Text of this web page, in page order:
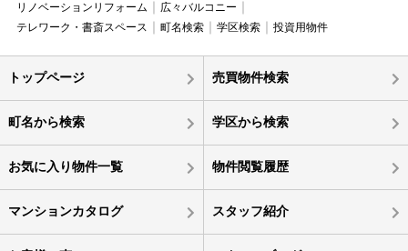
リノベーションリフォーム
広々バルコニー
テレワーク・書斎スペース
町名検索 学区検索 投資用物件
トップページ 売買物件検索
町名から検索 学区から検索
お気に入り物件一覧 物件閲覧履歴
マンションカタログ スタッフ紹介